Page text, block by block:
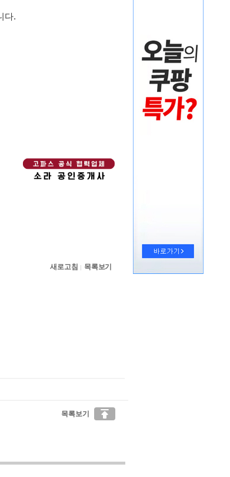
다.
새로고침 | 목록보기
목록보기 